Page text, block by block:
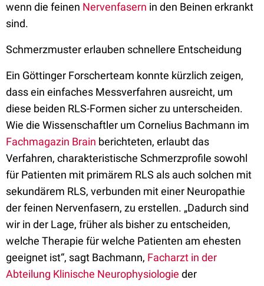
wenn die feinen Nervenfasern in den Beinen erkrankt
sind.
Schmerzmuster erlauben schnellere Entscheidung
Ein Göttinger Forscherteam konnte kürzlich zeigen,
dass ein einfaches Messverfahren ausreicht, um
diese beiden RLS-Formen sicher zu unterscheiden.
Wie die Wissenschaftler um Cornelius Bachmann im
Fachmagazin Brain berichteten, erlaubt das
Verfahren, charakteristische Schmerzprofile sowohl
für Patienten mit primärem RLS als auch solchen mit
sekundärem RLS, verbunden mit einer Neuropathie
der feinen Nervenfasern, zu erstellen. „Dadurch sind
wir in der Lage, früher als bisher zu entscheiden,
welche Therapie für welche Patienten am ehesten
geeignet ist“, sagt Bachmann, Facharzt in der
Abteilung Klinische Neurophysiologie der